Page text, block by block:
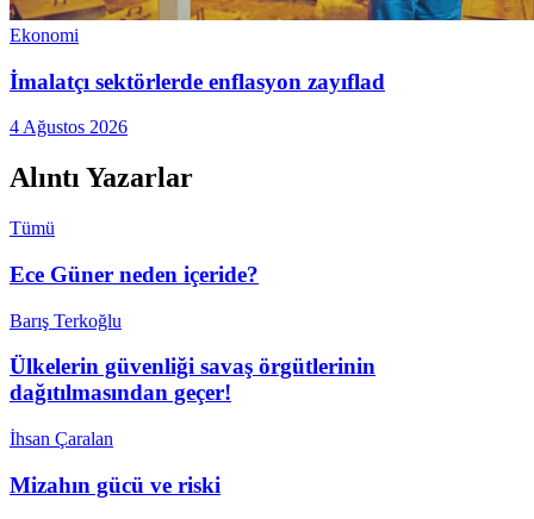
Ekonomi
İmalatçı sektörlerde enflasyon zayıflad
4 Ağustos 2026
Alıntı Yazarlar
Tümü
Ece Güner neden içeride?
Barış Terkoğlu
Ülkelerin güvenliği savaş örgütlerinin
dağıtılmasından geçer!
İhsan Çaralan
Mizahın gücü ve riski